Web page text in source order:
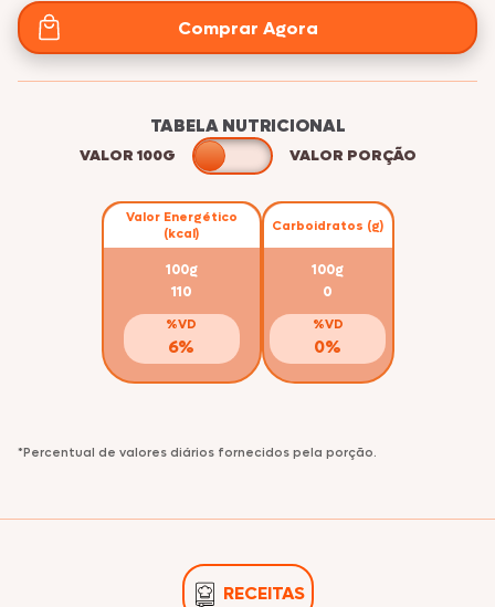
Comprar Agora
TABELA NUTRICIONAL
VALOR 100G VALOR PORÇÃO
Valor Energético
(kcal)
100g
110
%VD
6%
Carboidratos (g)
100g
0
%VD
0%
*Percentual de valores diários fornecidos pela porção.
RECEITAS